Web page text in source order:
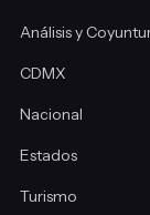
Análisis y
CDMX
Nacional
Estados
Turismo